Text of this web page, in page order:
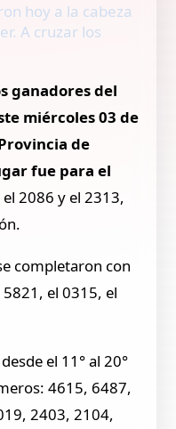
hoy a la cabeza
A cruzar los
ganadores del
miércoles 03 de
de
fue para el
2086 y el 2313,
completaron con
el 0315, el
el 11° al 20°
4615, 6487,
2403, 2104,